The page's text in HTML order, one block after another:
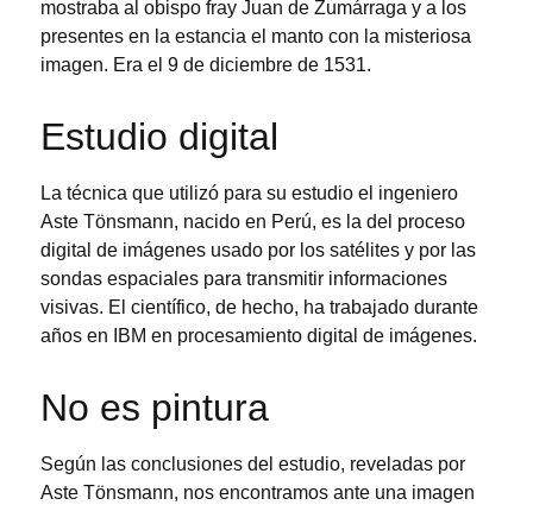
mostraba al obispo fray Juan de Zumárraga y a los
presentes en la estancia el manto con la misteriosa
imagen. Era el 9 de diciembre de 1531.
Estudio digital
La técnica que utilizó para su estudio el ingeniero
Aste Tönsmann, nacido en Perú, es la del proceso
digital de imágenes usado por los satélites y por las
sondas espaciales para transmitir informaciones
visivas. El científico, de hecho, ha trabajado durante
años en IBM en procesamiento digital de imágenes.
No es pintura
Según las conclusiones del estudio, reveladas por
Aste Tönsmann, nos encontramos ante una imagen